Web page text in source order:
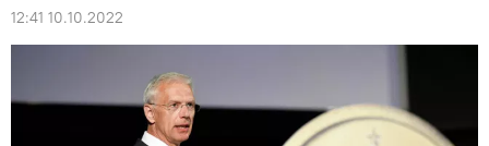
12:41 10.10.2022